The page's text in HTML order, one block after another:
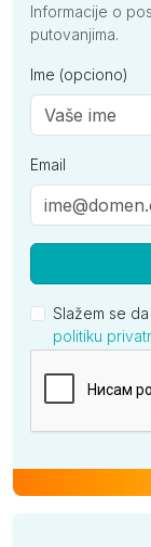
Informacije o
putovanjima.
Ime (opciono)
Email
Slažem se
politiku